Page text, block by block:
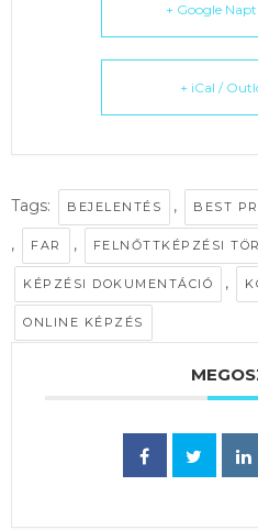
+ Google
+ iCal /
Tags: BEJELENTÉS , BEST
, FAR , FELNŐTTKÉPZÉSI
KÉPZÉSI DOKUMENTÁCIÓ ,
ONLINE KÉPZÉS